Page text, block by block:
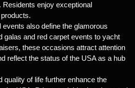
enjoy exceptional
also define the glamorous
galas and red carpet events to yacht
these occasions attract attention
reflect the status of the USA as a hub
quality of life further enhance the